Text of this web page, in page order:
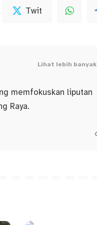
Twit
Lihat lebih banyak
memfokuskan liputan
Raya.